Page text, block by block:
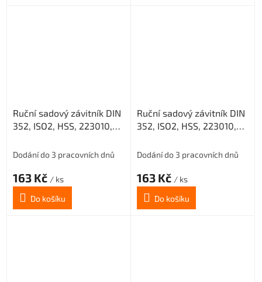
Ruční sadový závitník DIN
352, ISO2, HSS, 223010,
Dodání do 3 pracovních dnů
163 Kč / ks
Do košíku
Ruční sadový závitník DIN
352, ISO2, HSS, 223010,
Dodání do 3 pracovních dnů
163 Kč / ks
Do košíku